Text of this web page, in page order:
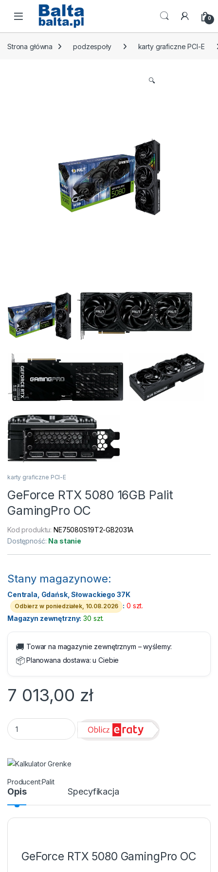
Skip to navigation
Skip to content
Open 0
Strona główna podzespoły karty graficzne PCI-E
🔍
karty graficzne PCI-E
GeForce RTX 5080 16GB Palit
GamingPro OC
Kod produktu:NE75080S19T2-GB2031A
Dostępność: Na stanie
Stany magazynowe:
Centrala, Gdańsk, Słowackiego 37K
Odbierz w poniedziałek, 10.08.2026 : 0 szt.
Magazyn zewnętrzny: 30 szt.
🚚 Towar na magazynie zewnętrznym – wyślemy:
📦Planowana dostawa:u Ciebie
7 013,00 zł
GeForce RTX 5080 16GB Palit GamingPro OC quantity
Palit
Opis Specyfikacja
GeForce RTX 5080 GamingPro OC